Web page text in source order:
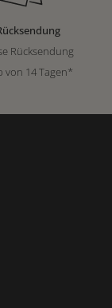
Rücksendung
von 14 Tagen*